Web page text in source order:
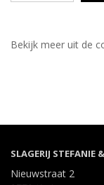
Bekijk meer uit de
SLAGERIJ STEFANIE
Nieuwstraat 2